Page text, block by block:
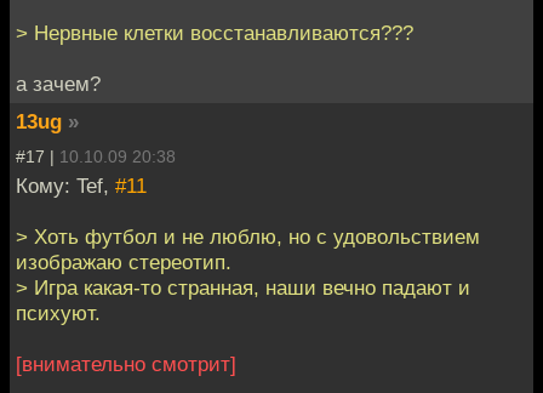
> Нервные клетки восстанавливаются???
а зачем?
13ug »
#17 | 10.10.09 20:38
Кому: Tef, #11
> Хоть футбол и не люблю, но с удовольствием
изображаю стереотип.
> Игра какая-то странная, наши вечно падают и
психуют.
[внимательно смотрит]